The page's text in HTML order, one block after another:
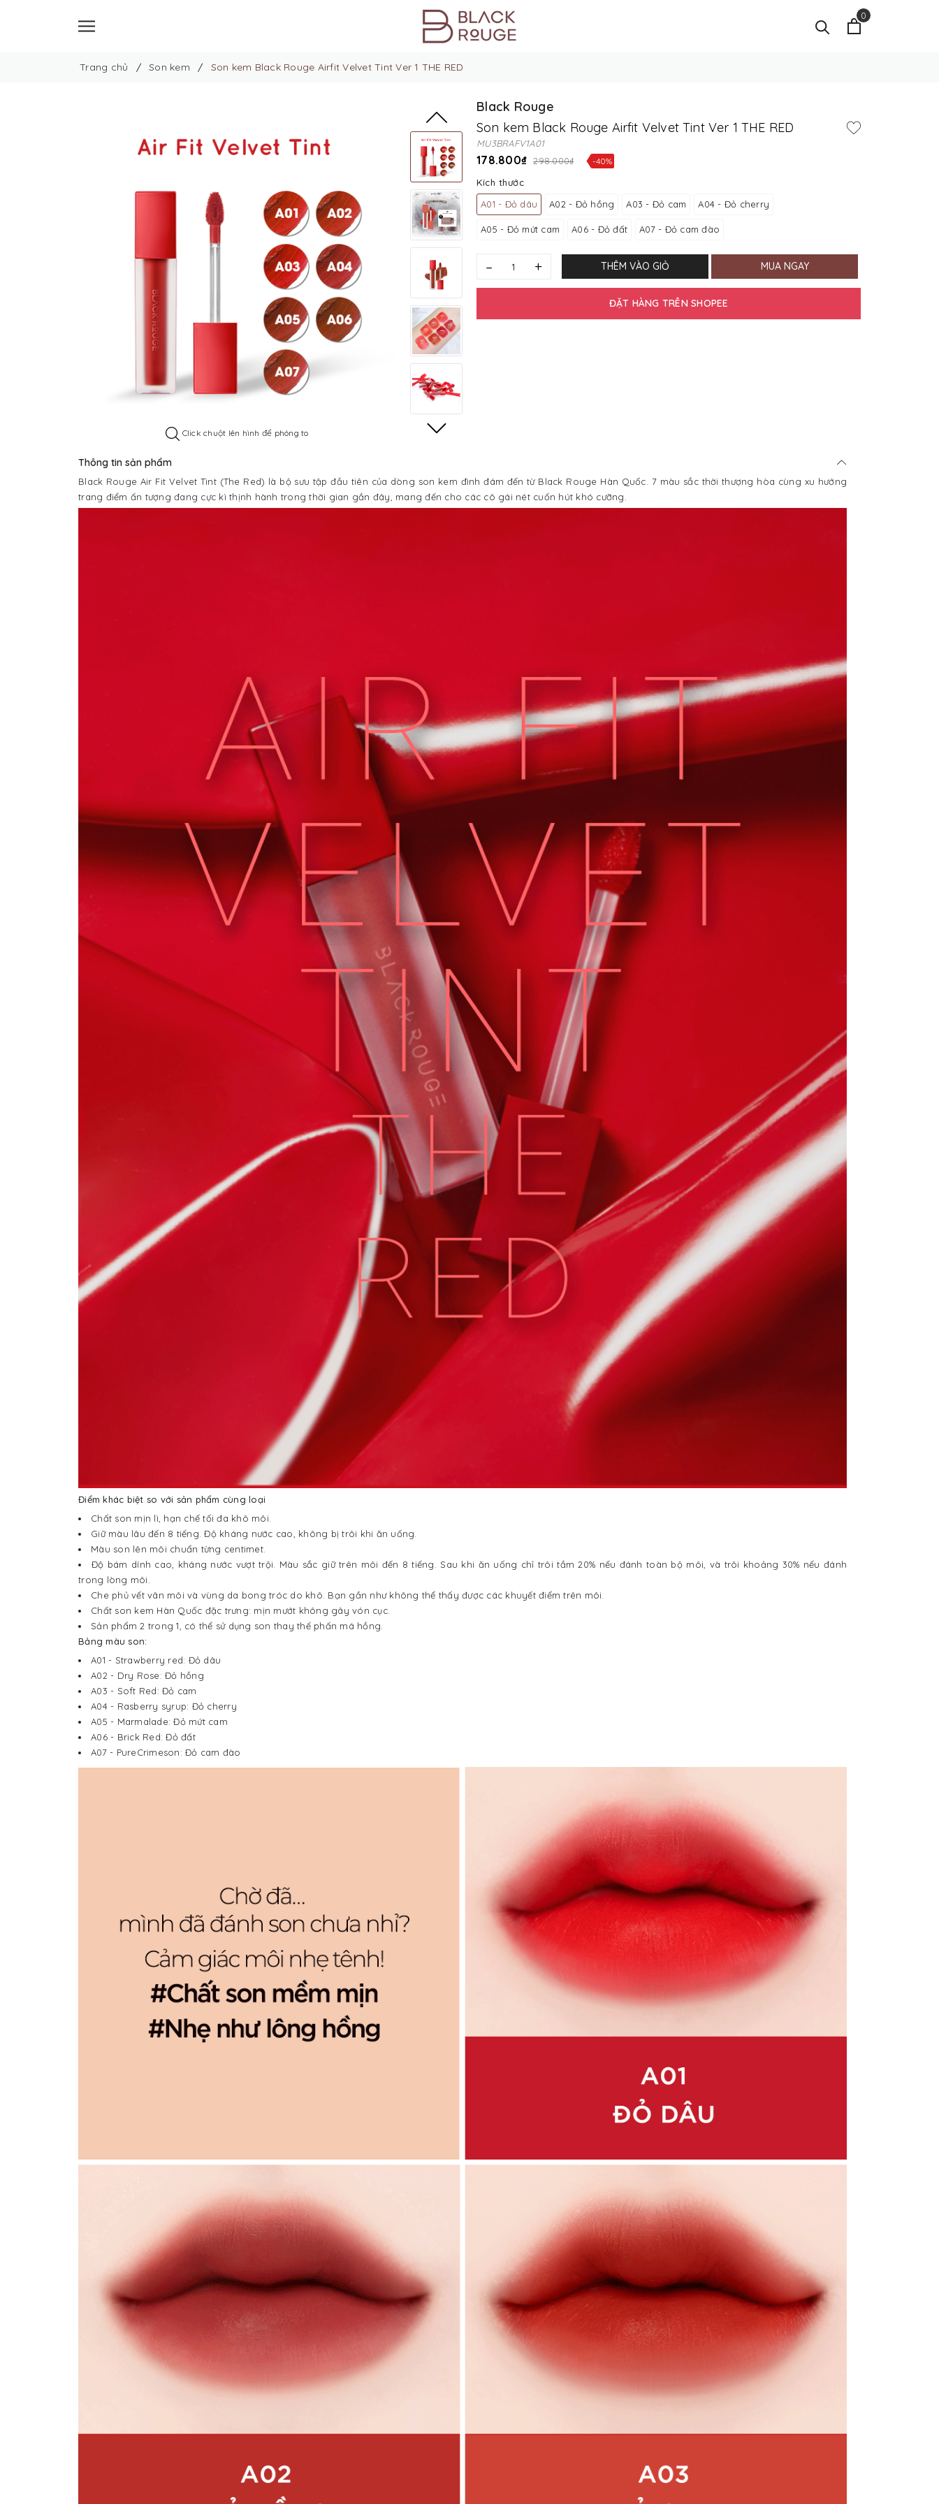
0
Trang chủ Son kem Son kem Black Rouge Airfit Velvet Tint Ver 1 THE RED
Click chuột lên hình để phóng to
Black Rouge
Son kem Black Rouge Airfit Velvet Tint Ver 1 THE RED
MU3BRAFV1A01
178.800₫ 298.000₫ -40%
Kích thước
A01 - Đỏ dâu
A02 - Đỏ hồng A03 - Đỏ cam A04 - Đỏ cherry
A05 - Đỏ mứt cam A06 - Đỏ đất A07 - Đỏ cam đào
– + THÊM VÀO GIỎ MUA NGAY
ĐẶT HÀNG TRÊN SHOPEE
Thông tin sản phẩm
Black Rouge Air Fit Velvet Tint (The Red) là bộ sưu tập đầu tiên của dòng son kem đình đám đến từ Black Rouge Hàn Quốc. 7 màu sắc thời thượng hòa cùng xu hướng
trang điểm ấn tượng đang cực kì thịnh hành trong thời gian gần đây, mang đến cho các cô gái nét cuốn hút khó cưỡng.
Điểm khác biệt so với sản phẩm cùng loại
Chất son mịn lì, hạn chế tối đa khô môi.
Giữ màu lâu đến 8 tiếng. Độ kháng nước cao, không bị trôi khi ăn uống.
Màu son lên môi chuẩn từng centimet.
Độ bám dính cao, kháng nước vượt trội. Màu sắc giữ trên môi đến 8 tiếng. Sau khi ăn uống chỉ trôi tầm 20% nếu đánh toàn bộ môi, và trôi khoảng 30% nếu đánh
trong lòng môi.
Che phủ vết vân môi và vùng da bong tróc do khô. Bạn gần như không thể thấy được các khuyết điểm trên môi.
Chất son kem Hàn Quốc đặc trưng: mịn mướt không gây vón cục.
Sản phẩm 2 trong 1, có thể sử dụng son thay thế phấn má hồng.
Bảng màu son:
A01 - Strawberry red: Đỏ dâu
A02 - Dry Rose: Đỏ hồng
A03 - Soft Red: Đỏ cam
A04 - Rasberry syrup: Đỏ cherry
A05 - Marmalade: Đỏ mứt cam
A06 - Brick Red: Đỏ đất
A07 - PureCrimeson: Đỏ cam đào